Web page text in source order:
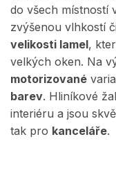
do všech místností
zvýšenou vlhkostí
velikosti lamel,
velkých oken. Na
motorizované
barev. Hliníkové
interiéru a jsou
tak pro kanceláře.